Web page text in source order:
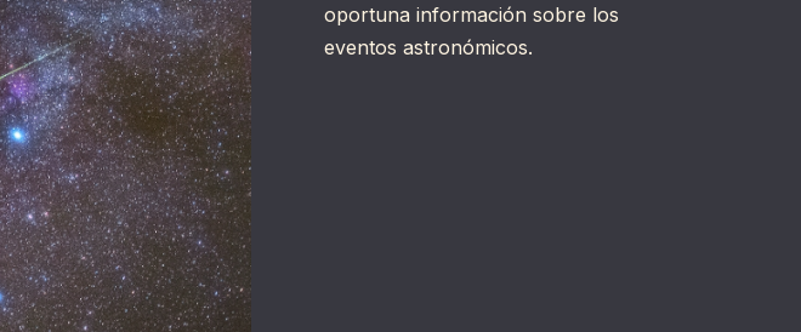
oportuna información sobre los
eventos astronómicos.